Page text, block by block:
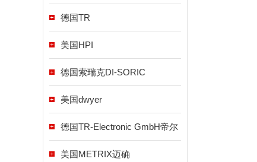
德国TR
美国HPI
德国索瑞克DI-SORIC
美国dwyer
德国TR-Electronic GmbH帝尔
美国METRIX迈确